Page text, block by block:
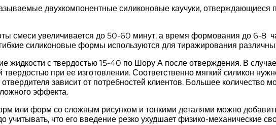
двухкомпонентные силиконовые каучуки, отверждающиеся
смеси увеличивается до 50-60 минут, а время формования до 6-8
силиконовые формы используются для тиражирования
жидкости с твердостью 15-40 по Шору А после отверждения. В
твердостью при ее изготовлении. Соответственно мягкий силикон
зависит от потребностей клиентов. Большее
эффекта.
или форм со сложным рисунком и тонкими деталями можно
что его введение резко ухудшает физико-механические